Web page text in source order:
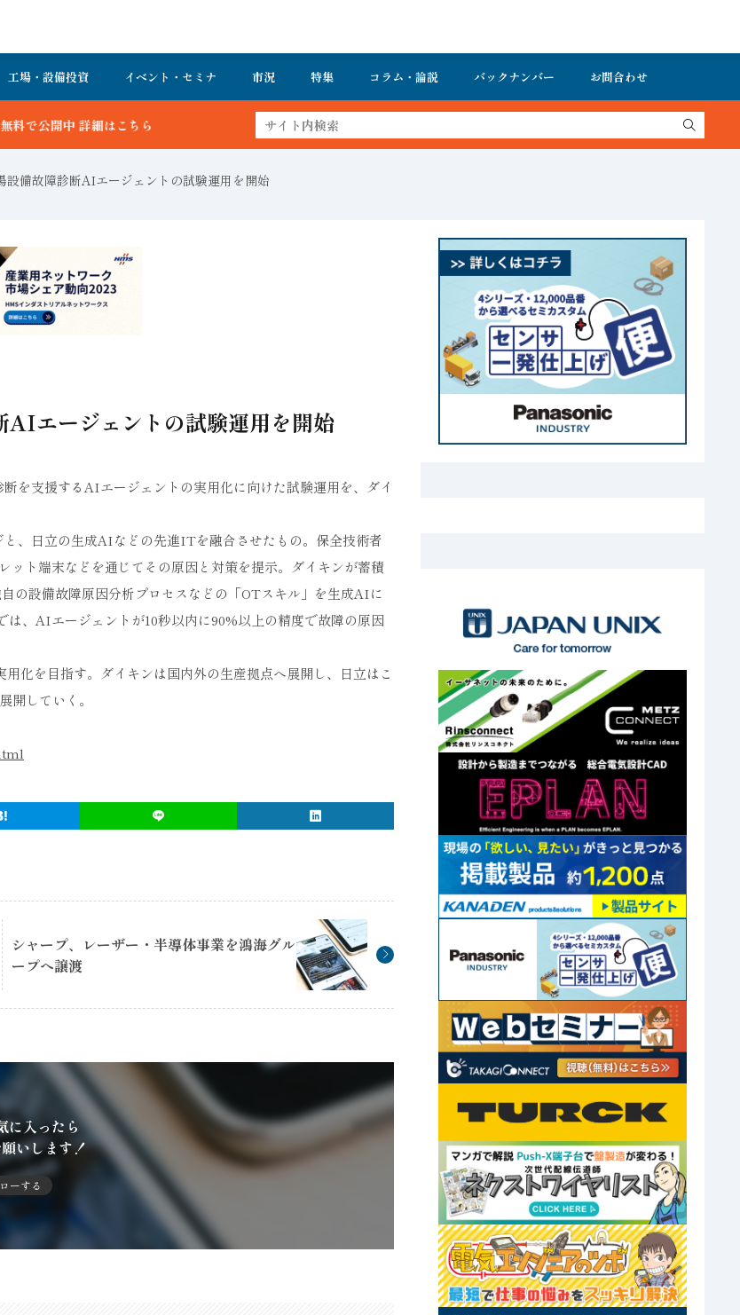
工場・設備投資 イベント・セミナ 市況 特集 コラム・論説 バックナンバー お問合わせ
設備故障診断AIエージェントの試験運用を開始
AIエージェントの試験運用を開始
を支援するAIエージェントの実用化に向けた試験運用を、ダイ
、日立の生成AIなどの先進ITを融合させたもの。保全技術者
ト端末などを通じてその原因と対策を提示。ダイキンが蓄積
の設備故障原因分析プロセスなどの「OTスキル」を生成AIに
、AIエージェントが10秒以内に90%以上の精度で故障の原因
化を目指す。ダイキンは国内外の生産拠点へ展開し、日立はこ
していく。
シャープ、レーザー・半導体事業を鴻海グル
ープへ譲渡
に入ったら
いします！
ーする